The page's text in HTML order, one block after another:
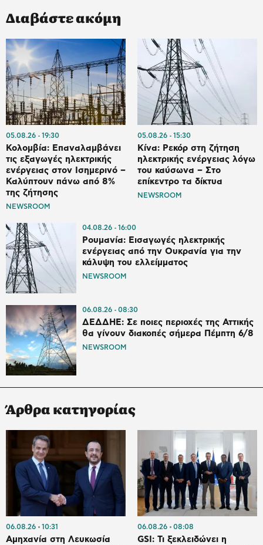
Διαβάστε ακόμη
05.08.26 19:30
Κολομβία: Επαναλαμβάνει
τις εξαγωγές ηλεκτρικής
ενέργειας στον Ισημερινό –
Καλύπτουν πάνω από 8%
της ζήτησης
NEWSROOM
05.08.26 15:30
Κίνα: Ρεκόρ στη ζήτηση
ηλεκτρικής ενέργειας λόγω
του καύσωνα – Στο
επίκεντρο τα δίκτυα
NEWSROOM
04.08.26 16:00
Ρουμανία: Εισαγωγές ηλεκτρικής
ενέργειας από την Ουκρανία για την
κάλυψη του ελλείμματος
NEWSROOM
06.08.26 08:30
ΔΕΔΔΗΕ: Σε ποιες περιοχές της Αττικής
θα γίνουν διακοπές σήμερα Πέμπτη 6/8
NEWSROOM
Άρθρα κατηγορίας
06.08.26 10:31
Αμηχανία στη Λευκωσία
06.08.26 08:08
GSI: Τι ξεκλειδώνει η